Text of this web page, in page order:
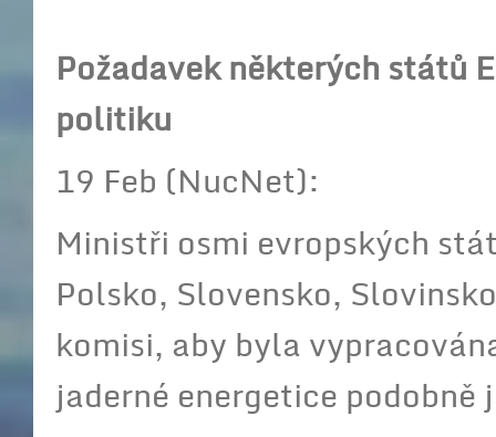
Požadavek některých států
politiku
19 Feb (NucNet):
Ministři osmi evropských
Polsko, Slovensko,
komisi, aby byla
jaderné energetice